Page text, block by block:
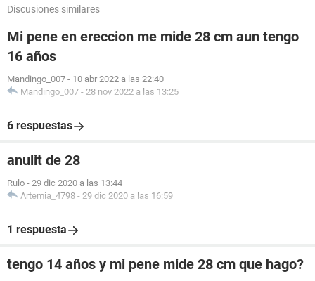
Discusiones similares
Mi pene en ereccion me mide 28 cm aun tengo
16 años
Mandingo_007 - 10 abr 2022 a las 22:40
Mandingo_007 - 28 nov 2022 a las 13:25
6 respuestas
anulit de 28
Rulo - 29 dic 2020 a las 13:44
Artemia_4798 - 29 dic 2020 a las 16:59
1 respuesta
tengo 14 años y mi pene mide 28 cm que hago?